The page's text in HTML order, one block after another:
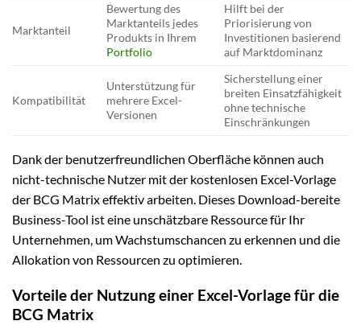
Marktanteil
Bewertung des
Marktanteils jedes
Produkts in Ihrem
Portfolio
Hilft bei der
Priorisierung von
Investitionen basierend
auf Marktdominanz
Kompatibilität
Unterstützung für
mehrere Excel-
Versionen
Sicherstellung einer
breiten Einsatzfähigkeit
ohne technische
Einschränkungen
Dank der benutzerfreundlichen Oberfläche können auch
nicht-technische Nutzer mit der kostenlosen Excel-Vorlage
der BCG Matrix effektiv arbeiten. Dieses Download-bereite
Business-Tool ist eine unschätzbare Ressource für Ihr
Unternehmen, um Wachstumschancen zu erkennen und die
Allokation von Ressourcen zu optimieren.
Vorteile der Nutzung einer Excel-Vorlage für die
BCG Matrix